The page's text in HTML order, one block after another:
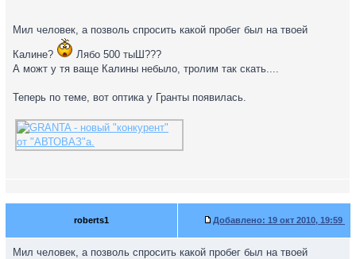
Мил человек, а позволь спросить какой пробег был на твоей
Калине?
Лябо 500 тыШ???
А можт у тя ваще Калины небыло, тролим так скать....
Теперь по теме, вот оптика у Гранты появилась.
roberts1 Добавлено: 19 окт 2010, 19:59
Мил человек, а позволь спросить какой пробег был на твоей